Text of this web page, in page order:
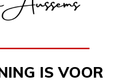
IS VOOR